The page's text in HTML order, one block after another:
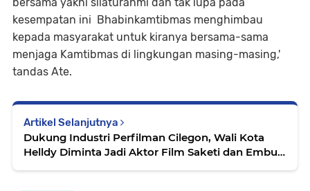
kesempatan ini Bhabinkamtibmas menghimbau
kepada masyarakat untuk kiranya bersama-sama
menjaga Kamtibmas di lingkungan masing-masing,'
tandas Ate.
Artikel Selanjutnya
Dukung Industri Perfilman Cilegon, Wali Kota
Helldy Diminta Jadi Aktor Film Saketi dan Embun